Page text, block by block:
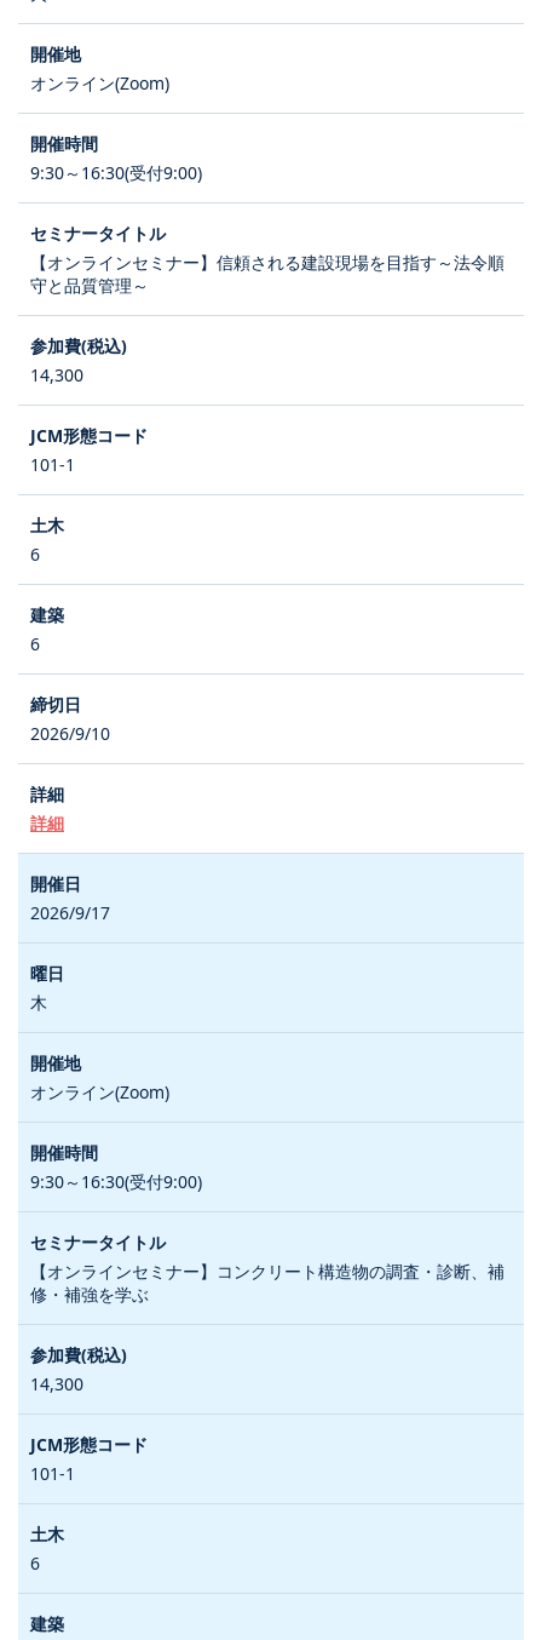
オンライン(Zoom)
9:30～16:30(受付9:00)
【オンラインセミナー】信頼される建設現場を目指す～法令順
守と品質管理～
14,300
101-1
6
6
2026/9/10
詳細
2026/9/17
木
オンライン(Zoom)
9:30～16:30(受付9:00)
【オンラインセミナー】コンクリート構造物の調査・診断、補
修・補強を学ぶ
14,300
101-1
6